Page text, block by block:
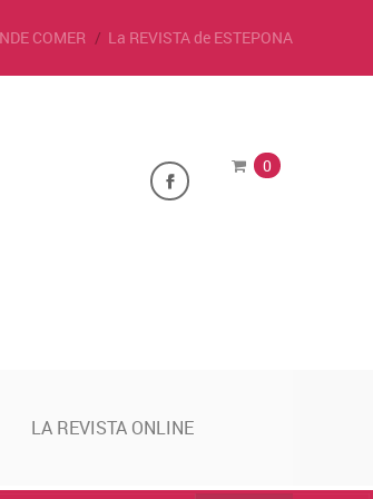
COMER La REVISTA de ESTEPONA
0
LA REVISTA ONLINE